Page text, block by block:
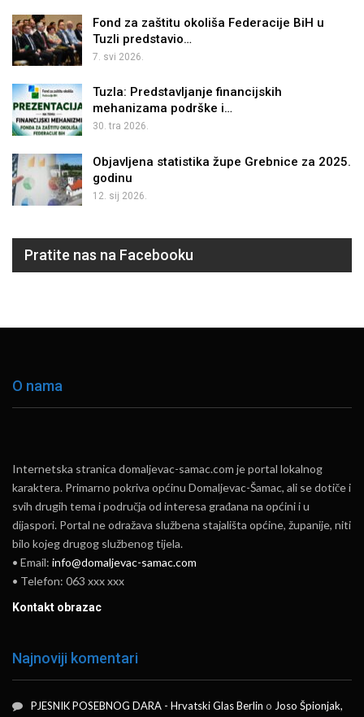
Fond za zaštitu okoliša Federacije BiH u
Tuzli predstavio…
7. svi 2026.
Tuzla: Predstavljanje financijskih
mehanizama podrške i…
30. tra 2026.
Objavljena statistika župe Grebnice za 2025.
godinu
12. sij 2026.
Pratite nas na Facebooku
O nama
Internetska stranica domaljevac-samac.com je portal lokalnog
karaktera. Primarno pokriva općinu Domaljevac-Šamac, ali se dotiče i
svih drugih tema i područja od interesa građana na općini i u
dijaspori. Portal ne odražava službena stajališta općine, županije, niti
bilo kojeg drugog službenog tijela.
• Email: info@domaljevac-samac.com
• Telefon: 063 xxx xxx
Kontakt obrazac
Najnoviji komentari
PJESNIK POSEBNOG DARA - Hrvatski Glas Berlin o Joso Špionjak,